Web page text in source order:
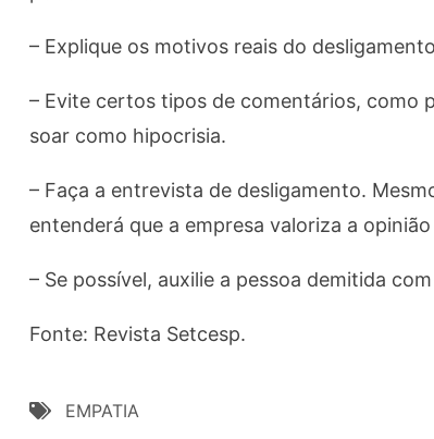
– Explique os motivos reais do
– Evite certos tipos de comentários, como
soar como hipocrisia.
– Faça a entrevista de desligamento.
entenderá que a empresa valoriza a opinião
– Se possível, auxilie a pessoa demitida
Fonte: Revista Setcesp.
EMPATIA